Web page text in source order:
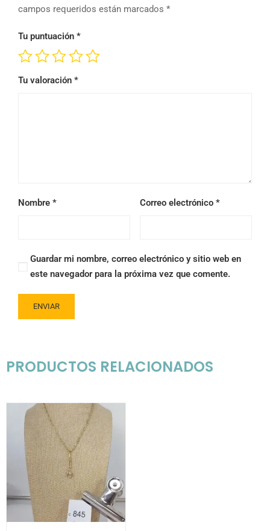
campos requeridos están marcados *
Tu puntuación *
Tu valoración *
Nombre * Correo electrónico *
Guardar mi nombre, correo electrónico y sitio web en
este navegador para la próxima vez que comente.
PRODUCTOS RELACIONADOS